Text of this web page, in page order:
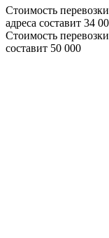
Стоимость
адреса составит 34
Стоимость
составит 50 000